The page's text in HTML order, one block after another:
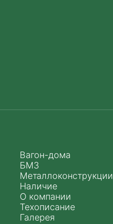
Вагон-дома
БМЗ
Металлоконструкции
Наличие
О компании
Техописание
Галерея